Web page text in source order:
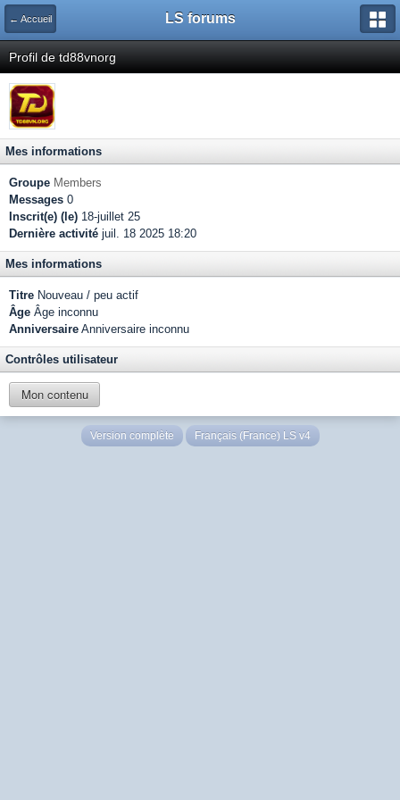
← Accueil LS forums
Profil de td88vnorg
Mes informations
Groupe Members
Messages 0
Inscrit(e) (le) 18-juillet 25
Dernière activité juil. 18 2025 18:20
Mes informations
Titre Nouveau / peu actif
Âge Âge inconnu
Anniversaire Anniversaire inconnu
Contrôles utilisateur
Mon contenu
Version complète Français (France) LS v4